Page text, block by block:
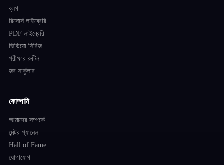
ব্লগ
রিসোর্স লাইব্রেরি
PDF লাইব্রেরি
ভিডিয়ো সিরিজ
পরীক্ষার রুটিন
জব সার্কুলার
কোম্পানি
আমাদের সম্পর্কে
মেন্টর প্যানেল
Hall of Fame
যোগাযোগ